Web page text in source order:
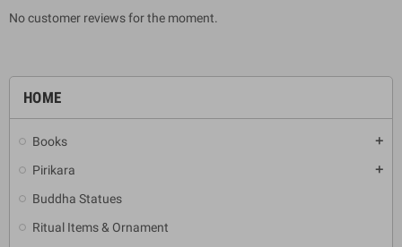
HOME
Books add
Pirikara add
Buddha Statues
Ritual Items & Ornament
No customer reviews for the moment.